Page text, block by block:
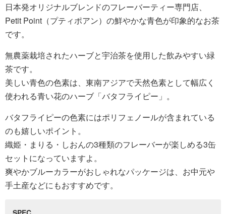
日本発オリジナルブレンドのフレーバーティー専門店、
Petit Point（プティポアン）の鮮やかな青色が印象的なお茶
です。
無農薬栽培されたハーブと宇治茶を使用した飲みやすい緑
茶です。
美しい青色の色素は、東南アジアで天然色素として幅広く
使われる青い花のハーブ「バタフライピー」。
バタフライピーの色素にはポリフェノールが含まれている
のも嬉しいポイント。
織姫・まりる・しおんの3種類のフレーバーが楽しめる3缶
セットになっていますよ。
爽やかブルーカラーがおしゃれなパッケージは、お中元や
手土産などにもおすすめです。